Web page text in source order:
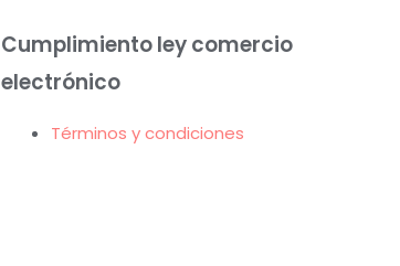
Cumplimiento ley comercio
electrónico
Términos y condiciones